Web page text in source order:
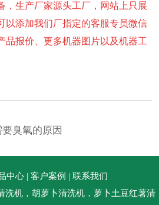
，生产厂家源头工厂，网站上只展
以添加我们厂指定的客服专员微信
品报价、更多机器图片以及机器工
臭氧的原因
中心| 客户案例 | 联系我们
洗机，胡萝卜清洗机，萝卜土豆红薯清